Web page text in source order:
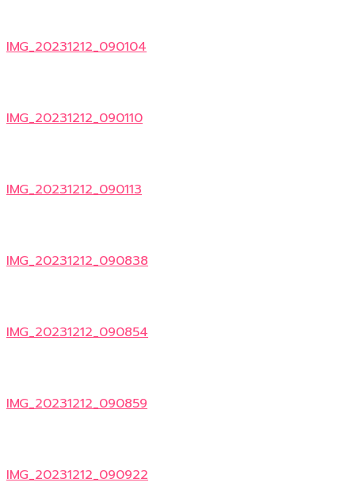
IMG_20231212_090104
IMG_20231212_090110
IMG_20231212_090113
IMG_20231212_090838
IMG_20231212_090854
IMG_20231212_090859
IMG_20231212_090922